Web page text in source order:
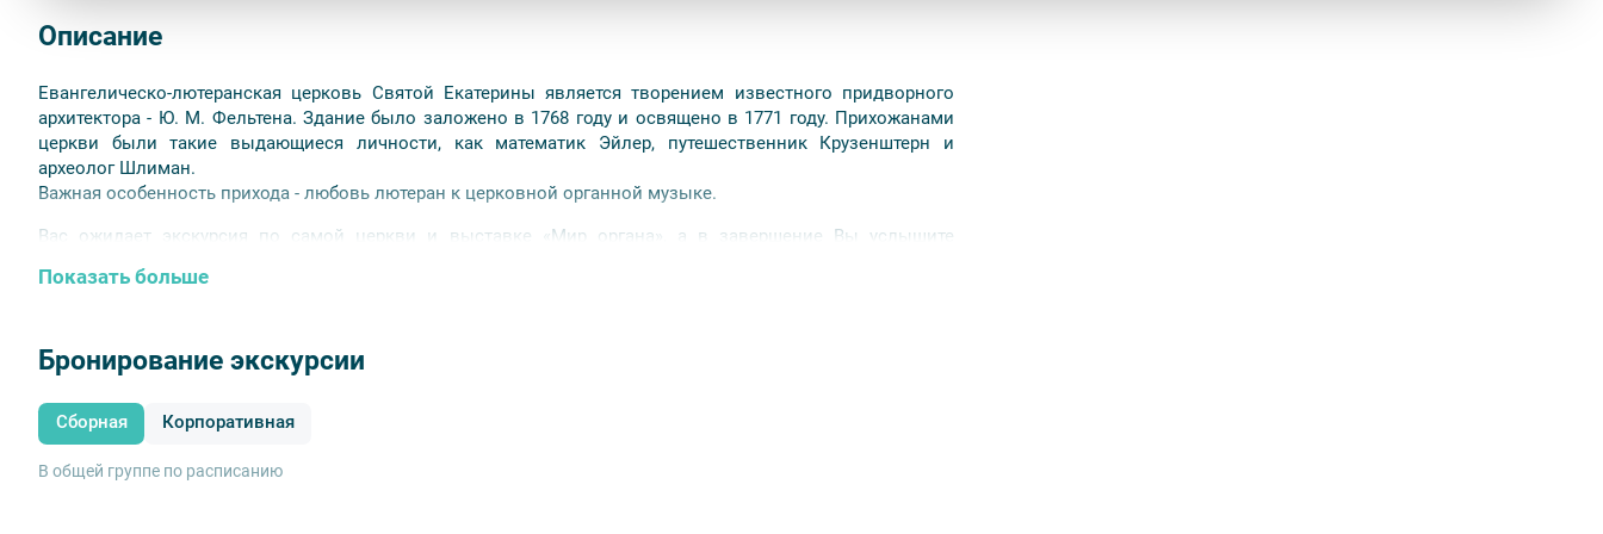
Описание
Евангелическо-лютеранская церковь Святой Екатерины является творением известного придворного
архитектора - Ю. М. Фельтена. Здание было заложено в 1768 году и освящено в 1771 году. Прихожанами
церкви были такие выдающиеся личности, как математик Эйлер, путешественник Крузенштерн и
археолог Шлиман.
Важная особенность прихода - любовь лютеран к церковной органной музыке.
Вас ожидает экскурсия по самой церкви и выставке «Мир органа», а в завершение Вы услышите
При предоплате действует скидка 10%. Предоплата должна быть сделана не позднее, чем НАКАНУНЕ
Внимание!В составе экскурсионного маршрута возможны изменения, так как некоторые интерьеры
могут быть недоступны по решению руководства объекта.
Показать больше
Бронирование экскурсии
Сборная Корпоративная
В общей группе по расписанию